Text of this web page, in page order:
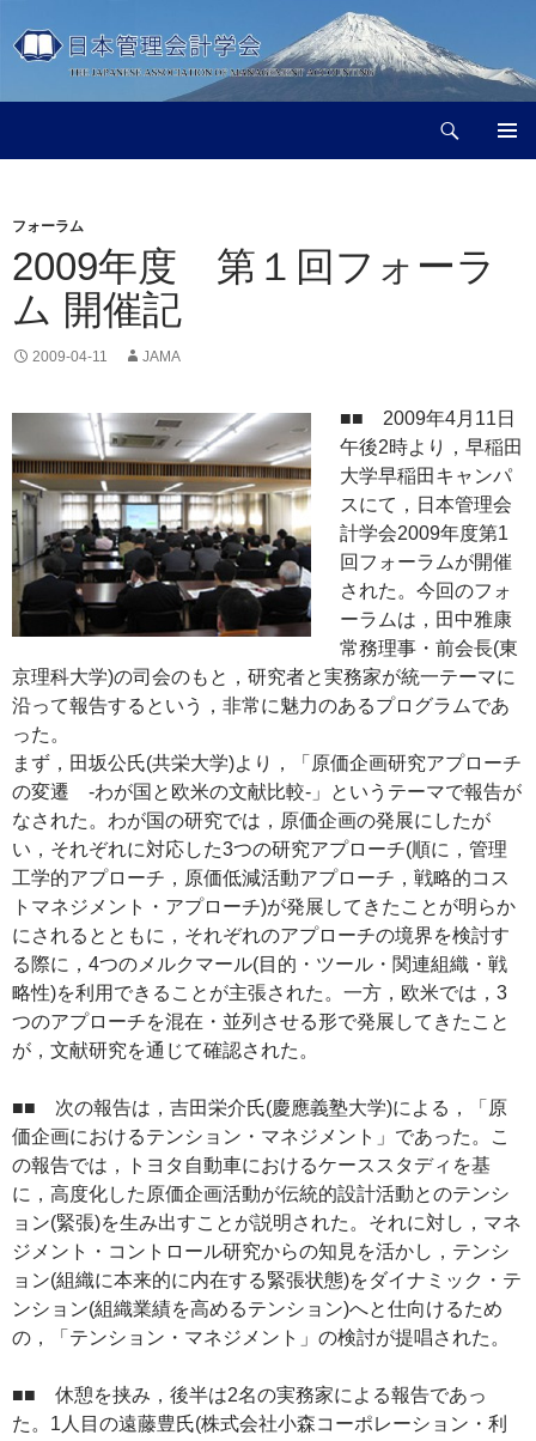
ン
ン
へ
プ
フォーラム
2009年度 第１回フォーラ
ム 開催記
2009-04-11 JAMA
■■ 2009年4月11日
午後2時より，早稲田
大学早稲田キャンパ
スにて，日本管理会
計学会2009年度第1
回フォーラムが開催
された。今回のフォ
ーラムは，田中雅康
常務理事・前会長(東
京理科大学)の司会のもと，研究者と実務家が統一テーマに
沿って報告するという，非常に魅力のあるプログラムであ
った。
まず，田坂公氏(共栄大学)より，「原価企画研究アプローチ
の変遷 -わが国と欧米の文献比較-」というテーマで報告が
なされた。わが国の研究では，原価企画の発展にしたが
い，それぞれに対応した3つの研究アプローチ(順に，管理
工学的アプローチ，原価低減活動アプローチ，戦略的コス
トマネジメント・アプローチ)が発展してきたことが明らか
にされるとともに，それぞれのアプローチの境界を検討す
る際に，4つのメルクマール(目的・ツール・関連組織・戦
略性)を利用できることが主張された。一方，欧米では，3
つのアプローチを混在・並列させる形で発展してきたこと
が，文献研究を通じて確認された。
■■ 次の報告は，吉田栄介氏(慶應義塾大学)による，「原
価企画におけるテンション・マネジメント」であった。こ
の報告では，トヨタ自動車におけるケーススタディを基
に，高度化した原価企画活動が伝統的設計活動とのテンシ
ョン(緊張)を生み出すことが説明された。それに対し，マネ
ジメント・コントロール研究からの知見を活かし，テンシ
ョン(組織に本来的に内在する緊張状態)をダイナミック・テ
ンション(組織業績を高めるテンション)へと仕向けるため
の，「テンション・マネジメント」の検討が提唱された。
■■ 休憩を挟み，後半は2名の実務家による報告であっ
た。1人目の遠藤豊氏(株式会社小森コーポレーション・利